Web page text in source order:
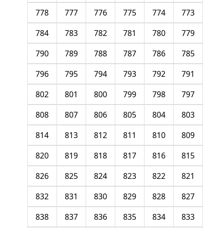
773
774
775
776
777
778
779
780
781
782
783
784
785
786
787
788
789
790
791
792
793
794
795
796
797
798
799
800
801
802
803
804
805
806
807
808
809
810
811
812
813
814
815
816
817
818
819
820
821
822
823
824
825
826
827
828
829
830
831
832
833
834
835
836
837
838